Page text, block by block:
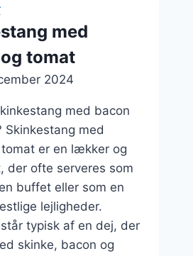
med
tomat
2024
med bacon
Skinkestang med
er en lækker og
der ofte serveres som
buffet eller som en
lejligheder.
typisk af en dej, der
skinke, bacon og